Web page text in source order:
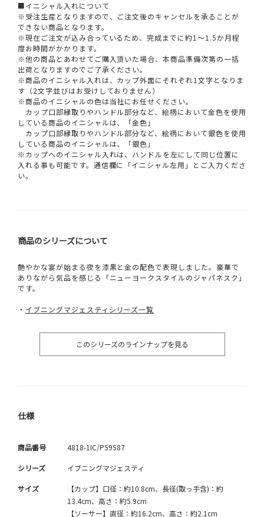
■イニシャル入れについて
※受注生産となりますので、ご注文後のキャンセルを承ることが
できない商品となります。
※現在ご注文が込み合っているため、完成までに約1～1.5か月程
度お時間がかかります。
※他の商品とあわせてご購入頂いた場合、本商品準備次第の一括
出荷となりますのでご了承ください。
※商品のイニシャル入れは、カップ外面にそれぞれ1文字となりま
す（2文字並びはお受けしておりません）
※商品のイニシャルの色は当社にお任せください。
カップ口部縁取りやハンドル部分など、絵柄において金色を使用
している商品のイニシャルは、「金色」
カップ口部縁取りやハンドル部分など、絵柄において銀色を使用
している商品のイニシャルは、「銀色」
※カップへのイニシャル入れは、ハンドルを左にして同じ位置に
入れる事も可能です。通信欄に「イニシャル左用」とご入力くださ
い。
商品のシリーズについて
艶やかな宴が始まる夜を漆黒と金の配色で表現しました。豪華で
ありながら気品を感じる「ニューヨークスタイルのジャパネスク」
です。
・ イブニングマジェスティシリーズ一覧
このシリーズのラインナップを見る
仕様
商品番号 4818-1IC/P59587
シリーズ イブニングマジェスティ
サイズ
【カップ】口径：約10.8cm、長径(取っ手含)：約
13.4cm、高さ：約5.9cm
【ソーサー】直径：約16.2cm、高さ：約2.1cm